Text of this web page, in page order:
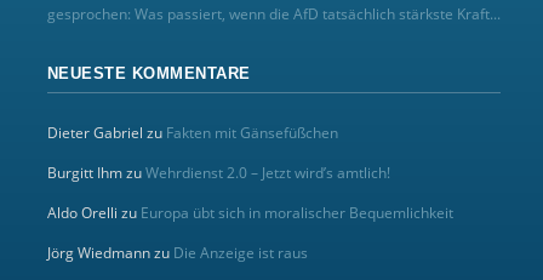
gesprochen: Was passiert, wenn die AfD tatsächlich stärkste Kraft...
NEUESTE KOMMENTARE
Dieter Gabriel zu Fakten mit Gänsefüßchen
Burgitt IhmzuWehrdienst 2.0 – Jetzt wird’s amtlich!
Aldo Orelli zu Europa übt sich in moralischer Bequemlichkeit
Jörg Wiedmannzu Die Anzeige ist raus